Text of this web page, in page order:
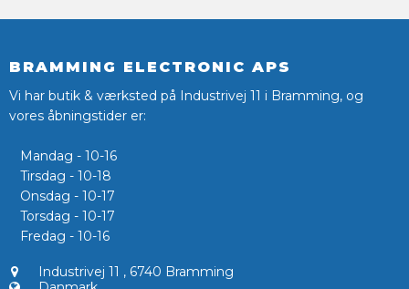
BRAMMING ELECTRONIC APS
Vi har butik & værksted på Industrivej 11 i Bramming, og
vores åbningstider er:
Mandag - 10-16
Tirsdag - 10-18
Onsdag - 10-17
Torsdag - 10-17
Fredag - 10-16
Industrivej 11 , 6740 Bramming